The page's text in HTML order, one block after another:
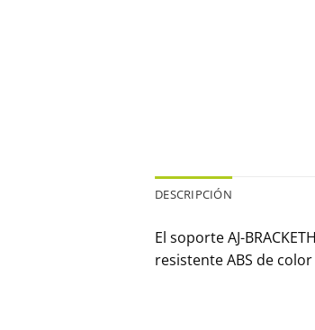
DESCRIPCIÓN
El soporte AJ-
resistente ABS de